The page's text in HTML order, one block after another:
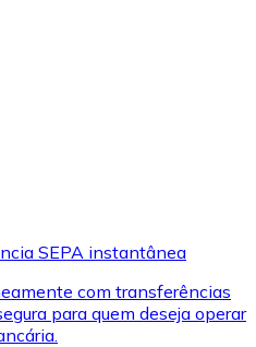
SEPA instantânea
com transferências
para quem deseja operar